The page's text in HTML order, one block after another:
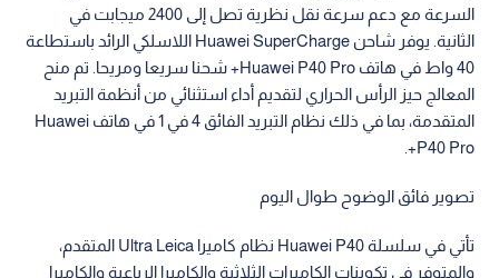
السرعة مع دعم سرعة نقل نظرية تصل إلى 2400 ميجابت في
الثانية. يوفر شاحن Huawei SuperCharge اللاسلكي الرائد باستطاعة
40 واط في هاتف Huawei P40 Pro+ شحنا سريعا ومريحا. تم منح
المعالج حيز الرأس الحراري لتقديم أداء استثنائي من أنظمة التبريد
المتقدمة، بما في ذلك نظام التبريد الفائق 4 في 1 في هاتف Huawei
P40 Pro+.
تصوير فائق الوضوح طوال اليوم
تأتي في سلسلة Huawei P40 نظام كاميرا Ultra Leica المتقدم،
والمتوفر في تكوينات الكاميرات الثلاثية والكاميرا الرباعية والكاميرا